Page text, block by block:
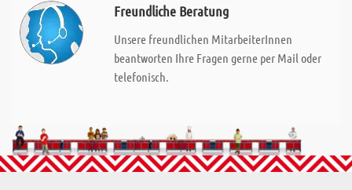
Freundliche Beratung
Unsere freundlichen MitarbeiterInnen
beantworten Ihre Fragen gerne per Mail oder
telefonisch.